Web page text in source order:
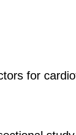
for